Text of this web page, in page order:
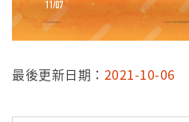
最後更新日期： 2021-10-06